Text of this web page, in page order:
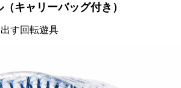
キャリーバッグ付き）
す回転遊具